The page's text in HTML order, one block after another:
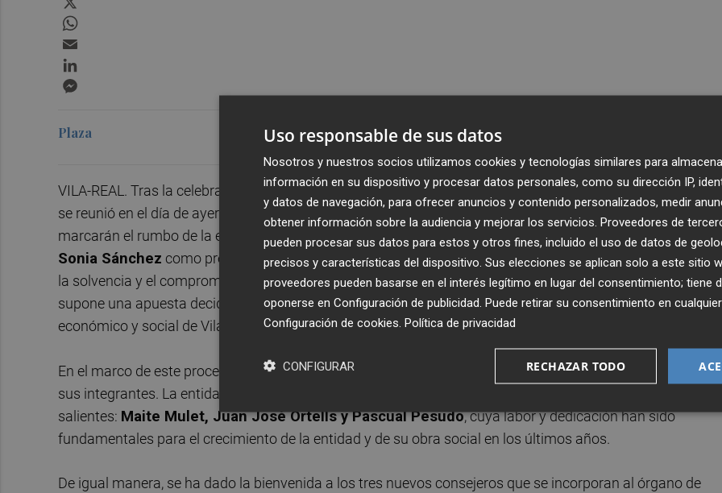
Plaza
VILA-REAL. Tras la celebración de su reciente Asamblea General, el Consejo Rector deCaixa Rural Vila-
se reunió en el día de ayer para proceder a la distribución de cargos y definir las líneas estratégicas que
marcarán el rumbo de la entidad en el próximo ciclo. El principal anuncio de la sesión ha sido la reelección
Sonia Sánchez como presidenta de la entidad. Sánchez, que ha liderado la caja con un enfoque basado
la solvencia y el compromiso social, afronta ahora un nuevo mandato de cuatro años. Su renovación
supone una apuesta decidida por la estabilidad y por la consolidación de los proyectos de apoyo al tejido
económico y social de Vila-real.
En el marco de este proceso de actualización institucional, el Consejo ha formalizado el relevo de parte de
sus integrantes. La entidad ha querido expresar su más profundo agradecimiento a los tres consejeros
salientes: Maite Mulet, Juan José Ortells y Pascual Pesudo, cuya labor y dedicación han sido
fundamentales para el crecimiento de la entidad y de su obra social en los últimos años.
De igual manera, se ha dado la bienvenida a los tres nuevos consejeros que se incorporan al órgano de
Uso responsable de sus datos
Nosotros y nuestros socios utilizamos cookies y tecnologías similares para
información en su dispositivo y procesar datos personales, como su dirección IP,
y datos de navegación, para ofrecer anuncios y contenido personalizados, medir
obtener información sobre la audiencia y mejorar los servicios. Proveedores de
pueden procesar sus datos para estos y otros fines, incluido el uso de datos de
precisos y características del dispositivo. Sus elecciones se aplican solo a este sitio
proveedores pueden basarse en el interés legítimo en lugar del consentimiento; tiene
oponerse en Configuración de publicidad . Puede retirar su consentimiento en
Configuración de cookies Política de privacidad
RECHAZAR TODO
CONFIGURAR